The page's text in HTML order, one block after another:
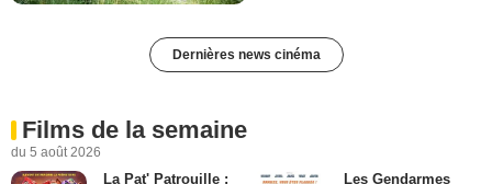
Dernières news cinéma
Films de la semaine
du 5 août 2026
La Pat' Patrouille :
Les Gendarmes